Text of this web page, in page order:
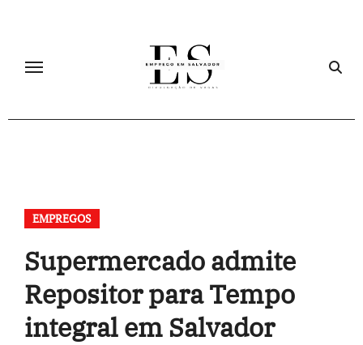
EMPREGOS
Supermercado admite
Repositor para Tempo
integral em Salvador